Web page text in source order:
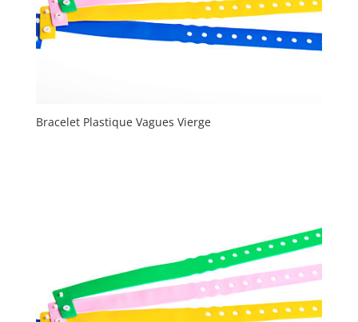
Bracelet Plastique Vagues Vierge